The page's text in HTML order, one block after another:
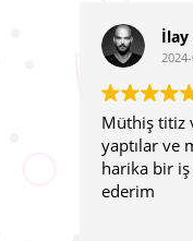
profesyonel bir tasarım
da tamamen
şiddetle tavsiye